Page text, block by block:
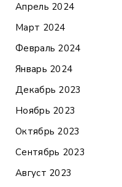
Апрель 2024
Март 2024
Февраль 2024
Январь 2024
Декабрь 2023
Ноябрь 2023
Октябрь 2023
Сентябрь 2023
Август 2023